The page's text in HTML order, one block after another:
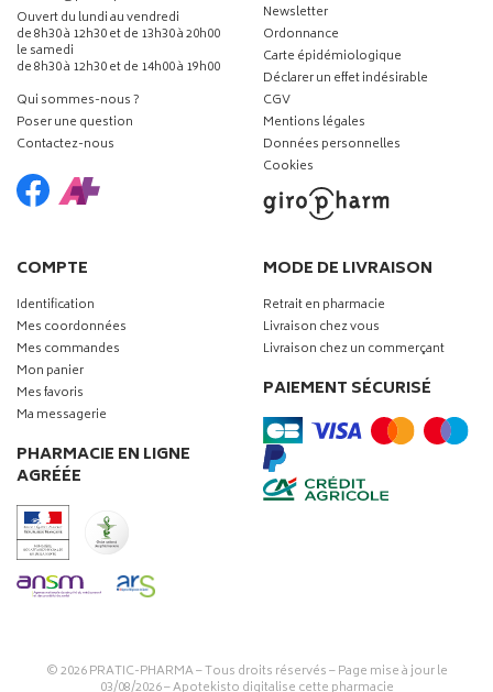
Ouvert du lundi au vendredi
de 8h30 à 12h30 et de 13h30 à 20h00
le samedi
de 8h30 à 12h30 et de 14h00 à 19h00
Qui sommes-nous ?
Poser une question
Contactez-nous
Newsletter
Ordonnance
Carte épidémiologique
Déclarer un effet indésirable
CGV
Mentions légales
Données personnelles
Cookies
COMPTE
Identification
Mes coordonnées
Mes commandes
Mon panier
Mes favoris
Ma messagerie
PHARMACIE EN LIGNE
AGRÉÉE
MODE DE LIVRAISON
Retrait en pharmacie
Livraison chez vous
Livraison chez un commerçant
PAIEMENT SÉCURISÉ
© 2026PRATIC-PHARMA– Tous droits réservés – Page mise à jour le